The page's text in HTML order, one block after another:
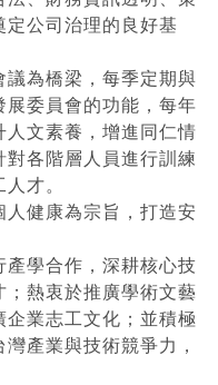
公司治理的良好基
議為橋梁，每季定期與
委員會的功能，每年
文素養，增進同仁情
各階層人員進行訓練
才。
健康為宗旨，打造安
學合作，深耕核心技
熱衷於推廣學術文藝
業志工文化；並積極
產業與技術競爭力，